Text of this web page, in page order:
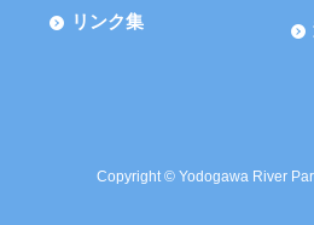
リンク集
Copyright © Yodogawa River